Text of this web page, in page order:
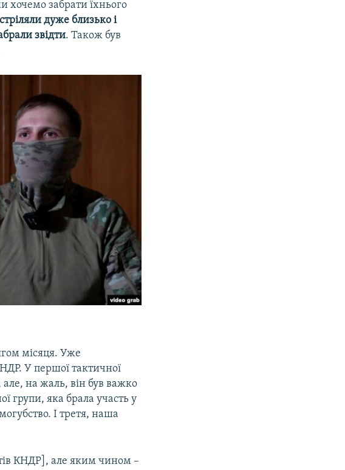
хочемо забрати їхнього
дуже близько і
звідти. Також був
місяця. Уже
У першої тактичної
на жаль, він був важко
групи, яка брала участь у
І третя, наша
КНДР], але яким чином –